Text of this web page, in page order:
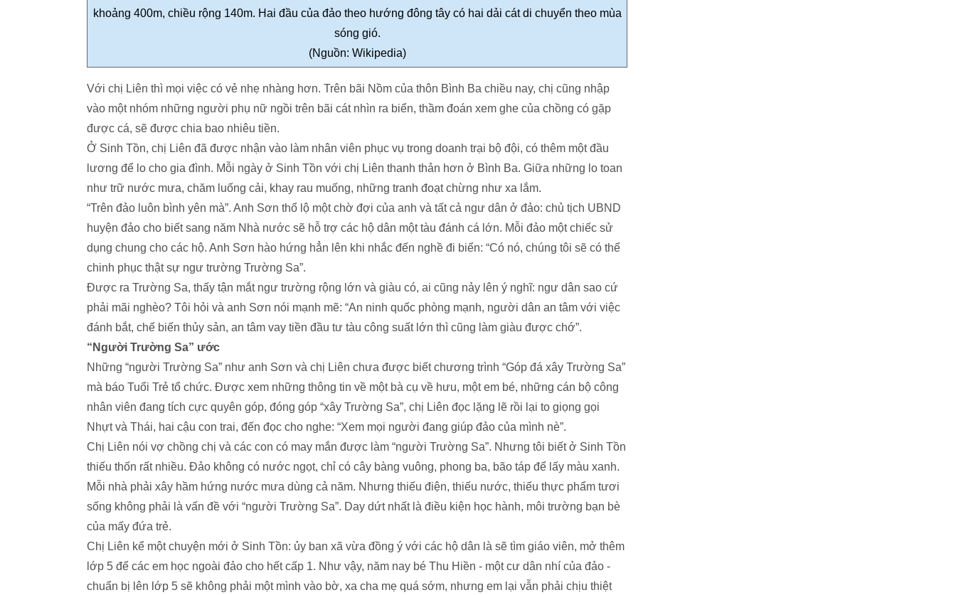
khoảng 400m, chiều rộng 140m. Hai đầu của đảo theo hướng đông tây có hai dải cát di chuyển theo mùa
sóng gió.
(Nguồn: Wikipedia)
Với chị Liên thì mọi việc có vẻ nhẹ nhàng hơn. Trên bãi Nồm của thôn Bình Ba chiều nay, chị cũng nhập
vào một nhóm những người phụ nữ ngồi trên bãi cát nhìn ra biển, thầm đoán xem ghe của chồng có gặp
được cá, sẽ được chia bao nhiêu tiền.
Ở Sinh Tồn, chị Liên đã được nhận vào làm nhân viên phục vụ trong doanh trại bộ đội, có thêm một đầu
lương để lo cho gia đình. Mỗi ngày ở Sinh Tồn với chị Liên thanh thản hơn ở Bình Ba. Giữa những lo toan
như trữ nước mưa, chăm luống cải, khay rau muống, những tranh đoạt chừng như xa lắm.
“Trên đảo luôn bình yên mà”. Anh Sơn thổ lộ một chờ đợi của anh và tất cả ngư dân ở đảo: chủ tịch UBND
huyện đảo cho biết sang năm Nhà nước sẽ hỗ trợ các hộ dân một tàu đánh cá lớn. Mỗi đảo một chiếc sử
dụng chung cho các hộ. Anh Sơn hào hứng hẳn lên khi nhắc đến nghề đi biển: “Có nó, chúng tôi sẽ có thể
chinh phục thật sự ngư trường Trường Sa”.
Được ra Trường Sa, thấy tận mắt ngư trường rộng lớn và giàu có, ai cũng nảy lên ý nghĩ: ngư dân sao cứ
phải mãi nghèo? Tôi hỏi và anh Sơn nói mạnh mẽ: “An ninh quốc phòng mạnh, người dân an tâm với việc
đánh bắt, chế biến thủy sản, an tâm vay tiền đầu tư tàu công suất lớn thì cũng làm giàu được chớ”.
“Người Trường Sa” ước
Những “người Trường Sa” như anh Sơn và chị Liên chưa được biết chương trình “Góp đá xây Trường Sa”
mà báo Tuổi Trẻ tổ chức. Được xem những thông tin về một bà cụ về hưu, một em bé, những cán bộ công
nhân viên đang tích cực quyên góp, đóng góp “xây Trường Sa”, chị Liên đọc lặng lẽ rồi lại to giọng gọi
Nhựt và Thái, hai cậu con trai, đến đọc cho nghe: “Xem mọi người đang giúp đảo của mình nè”.
Chị Liên nói vợ chồng chị và các con có may mắn được làm “người Trường Sa”. Nhưng tôi biết ở Sinh Tồn
thiếu thốn rất nhiều. Đảo không có nước ngọt, chỉ có cây bàng vuông, phong ba, bão táp để lấy màu xanh.
Mỗi nhà phải xây hầm hứng nước mưa dùng cả năm. Nhưng thiếu điện, thiếu nước, thiếu thực phẩm tươi
sống không phải là vấn đề với “người Trường Sa”. Day dứt nhất là điều kiện học hành, môi trường bạn bè
của mấy đứa trẻ.
Chị Liên kể một chuyện mới ở Sinh Tồn: ủy ban xã vừa đồng ý với các hộ dân là sẽ tìm giáo viên, mở thêm
lớp 5 để các em học ngoài đảo cho hết cấp 1. Như vậy, năm nay bé Thu Hiền - một cư dân nhí của đảo -
chuẩn bị lên lớp 5 sẽ không phải một mình vào bờ, xa cha mẹ quá sớm, nhưng em lại vẫn phải chịu thiệt